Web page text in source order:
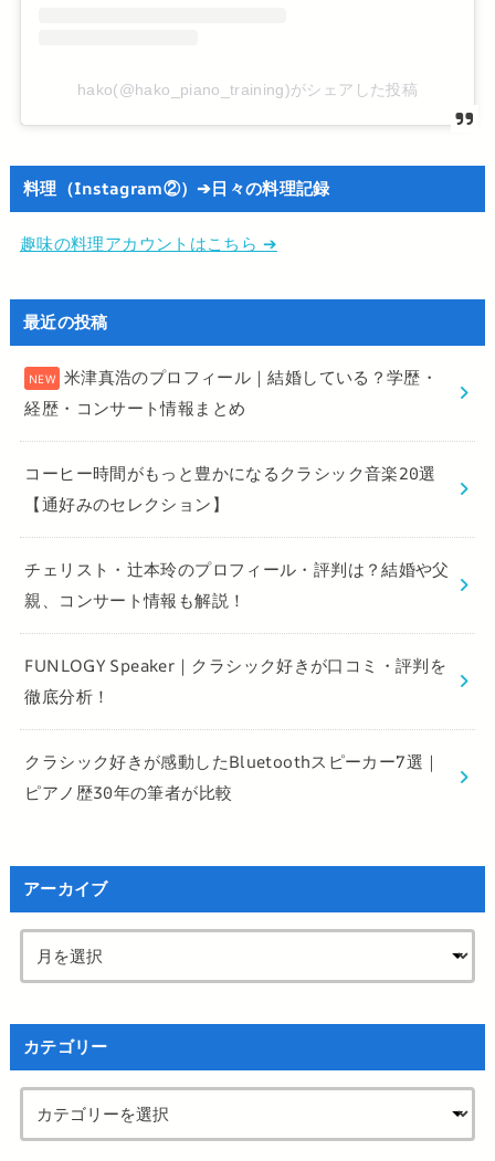
hako(@hako_piano_training)がシェアした投稿
料理（Instagram②）➔日々の料理記録
趣味の料理アカウントはこちら ➔
最近の投稿
米津真浩のプロフィール｜結婚している？学歴・
経歴・コンサート情報まとめ
コーヒー時間がもっと豊かになるクラシック音楽20選
【通好みのセレクション】
チェリスト・辻本玲のプロフィール・評判は？結婚や父
親、コンサート情報も解説！
FUNLOGY Speaker｜クラシック好きが口コミ・評判を
徹底分析！
クラシック好きが感動したBluetoothスピーカー7選｜
ピアノ歴30年の筆者が比較
アーカイブ
カテゴリー